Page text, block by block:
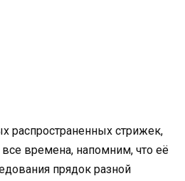
распространенных стрижек,
времена, напомним, что её
прядок разной